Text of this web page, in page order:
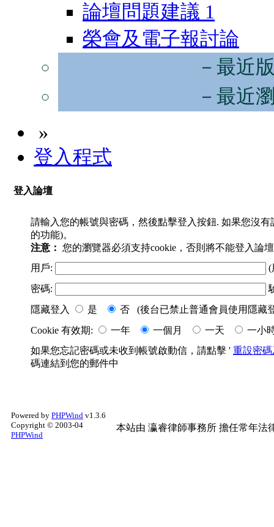
論壇問題建議 1
榮會及電子報討論
－最近
－最近
»
登入程式
登入論壇
請輸入您的帳號與密碼，然後點擊登入按鈕. 如果您沒
的功能)。
注意： 您的瀏覽器必須支持cookie，否則將不能登入論
用戶:
(
密碼:
隱藏登入
是
否 (後台已禁止普通會員使用隱藏
Cookie 有效期:
一年 一個月 一天
一小
如果您忘記密碼或未收到帳號啟動信，請點擊 ' 重設密
碼連結到您的郵件中
Powered by PHPWind v1.3.6
Copyright © 2003-04
PHPWind
本站由 瀛睿律師事務所 擔任常年法